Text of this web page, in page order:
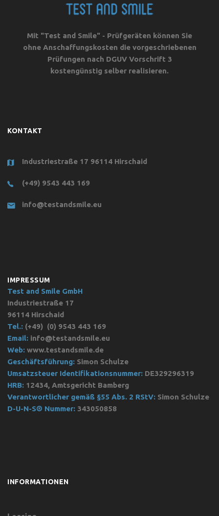
Mit "Test and Smile" - Prüfgeräten können Sie
ohne Anschaffungskosten die vorgeschriebenen
Prüfungen nach DGUV Vorschrift 3
kostengünstig selber realisieren.
KONTAKT
Industriestraße 17 96114 Hirschaid
(+49) 9543 443 169
info@testandsmile.eu
IMPRESSUM
Test and Smile GmbH
Industriestraße 17
96114 Hirschaid
Tel.: (+49) (0) 9543 443 169
Email: info@testandsmile.eu
Web: www.testandsmile.de
Geschäftsführung: Simon Schulze
Umsatzsteuer Identifikationsnummer: DE329296319
HRB: 12434, Amtsgericht Bamberg
Verantwortlicher gemäß §55 Abs. 2 RStV: Simon Schulze
D-U-N-S® Nummer: 343050858
INFORMATIONEN